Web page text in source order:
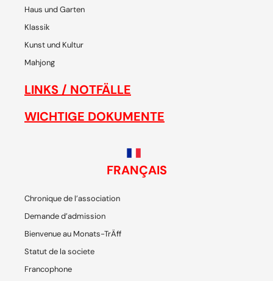
Haus und Garten
Klassik
Kunst und Kultur
Mahjong
LINKS / NOTFÄLLE
WICHTIGE DOKUMENTE
FRANÇAIS
Chronique de l’association
Demande d’admission
Bienvenue au Monats-TrÄff
Statut de la societe
Francophone